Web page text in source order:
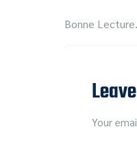
Bonne Lecture.
Your